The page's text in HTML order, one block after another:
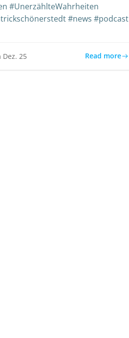
#UnerzählteWahrheiten
#news #podcast
Dez. 25 Read more